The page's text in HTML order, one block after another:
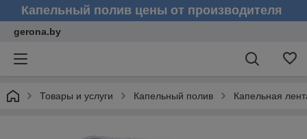
Капельный полив цены от производителя
gerona.by
Товары и услуги Капельный полив Капельная